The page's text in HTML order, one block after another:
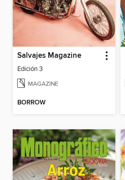
Salvajes Magazine
Edición 3
MAGAZINE
BORROW